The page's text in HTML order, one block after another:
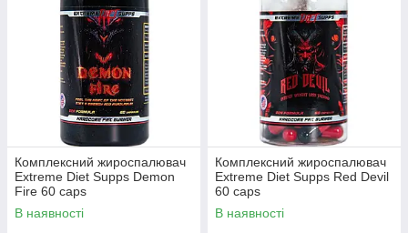
Комплексний жироспалювач
Extreme Diet Supps Demon
Fire 60 caps
В наявності
Комплексний жироспалювач
Extreme Diet Supps Red Devil
60 caps
В наявності